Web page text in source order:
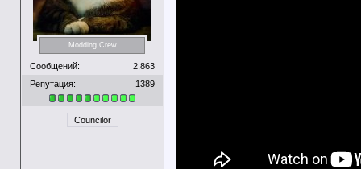
Modding Crew
Сообщений:
2,863
Репутация:
1389
Councilor